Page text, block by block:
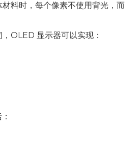
料时，每个像素不使用背光，而
OLED 显示器可以实现：